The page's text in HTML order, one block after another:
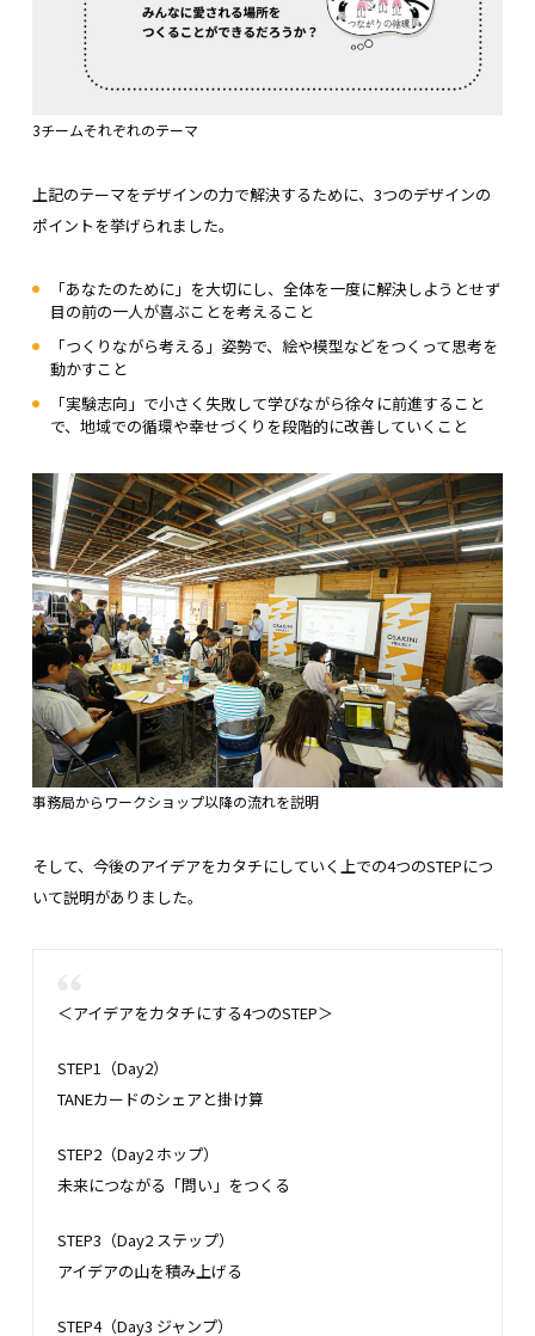
3チームそれぞれのテーマ
上記のテーマをデザインの力で解決するために、3つのデザインの
ポイントを挙げられました。
「あなたのために」を大切にし、全体を一度に解決しようとせず
目の前の一人が喜ぶことを考えること
「つくりながら考える」姿勢で、絵や模型などをつくって思考を
動かすこと
「実験志向」で小さく失敗して学びながら徐々に前進すること
で、地域での循環や幸せづくりを段階的に改善していくこと
事務局からワークショップ以降の流れを説明
そして、今後のアイデアをカタチにしていく上での4つのSTEPにつ
いて説明がありました。
＜アイデアをカタチにする4つのSTEP＞
STEP1（Day2）
TANEカードのシェアと掛け算
STEP2（Day2 ホップ）
未来につながる「問い」をつくる
STEP3（Day2 ステップ）
アイデアの山を積み上げる
STEP4（Day3 ジャンプ）